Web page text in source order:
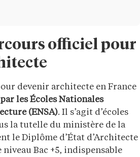
officiel pour
devenir architecte en France
les Écoles Nationales
(ENSA). Il s’agit d’écoles
la tutelle du ministère de la
le Diplôme d’État d’Architecte
Bac +5, indispensable